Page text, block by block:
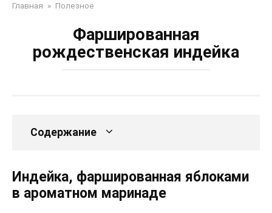
Главная » Полезное
Фаршированная
рождественская индейка
Содержание
Индейка, фаршированная яблоками
в ароматном маринаде